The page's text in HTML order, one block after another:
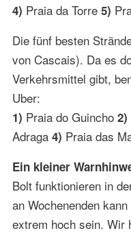
4) Praia da Torre 5)
Die fünf besten
von Cascais). Da es
Verkehrsmittel gibt,
Uber:
1) Praia do Guincho 2)
Adraga 4) Praia das
Ein kleiner
Bolt funktionieren in
an Wochenenden
extrem hoch sein. Wir